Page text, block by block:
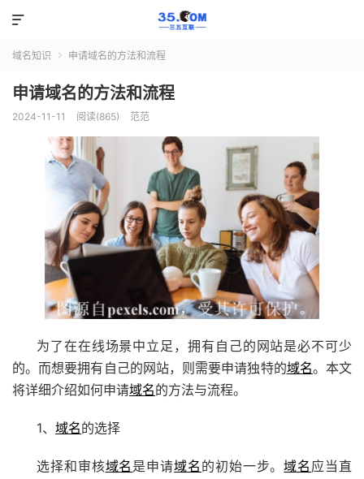

域名知识  申请域名的方法和流程
申请域名的方法和流程
2024-11-11 阅读(865) 范范
为了在在线场景中立足，拥有自己的网站是必不可少
的。而想要拥有自己的网站，则需要申请独特的域名。本文
将详细介绍如何申请域名的方法与流程。
1、 域名的选择
选择和审核域名 是申请域名 的初始一步。域名 应当直